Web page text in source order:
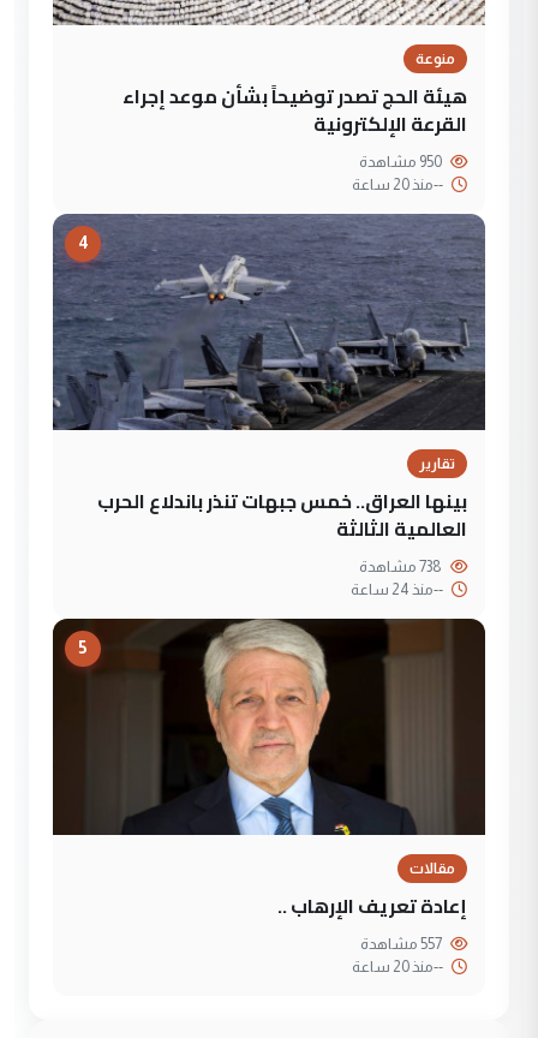
منوعة
هيئة الحج تصدر توضيحاً بشأن موعد إجراء
القرعة الإلكترونية
--منذ 20 ساعة
4
تقارير
بينها العراق.. خمس جبهات تنذر باندلاع الحرب
العالمية الثالثة
--منذ 24 ساعة
5
مقالات
إعادة تعريف الإرهاب ..
--منذ 20 ساعة